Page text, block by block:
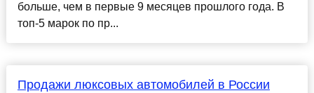
больше, чем в первые 9 месяцев прошлого года. В
топ-5 марок по пр...
Продажи люксовых автомобилей в России